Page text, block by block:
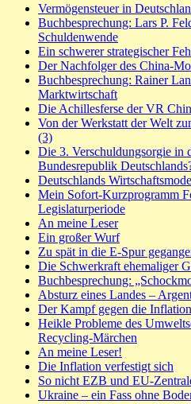
Vermögensteuer in
Buchbesprechung: Lars P.
Schuldenwende
Ein schwerer strategischer
Der Nachfolger des China-
Buchbesprechung: Rainer
Marktwirtschaft
Die Achillesferse der VR
Von der Werkstatt der Welt
(3)
Die 3. Verschuldungsorgie in
Bundesrepublik
Deutschlands
Mein Sofort-Kurzprogramm
Legislaturperiode
An meine Leser
Ein großer Wurf
Zu spät in die E-Spur
Die Schwerkraft ehemaliger
Buchbesprechung:
Absturz eines Landes –
Der Kampf gegen die
Heikle Probleme des
Recycling-Märchen
An meine Leser!
Die Inflation verfestigt sich
So nicht EZB und EU-
Ukraine – ein Fass ohne